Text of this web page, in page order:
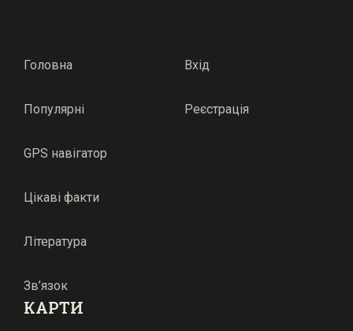
Головна
Популярні
GPS навігатор
Цікаві факти
Література
Зв’язок
Вхід
Реєстрація
КАРТИ